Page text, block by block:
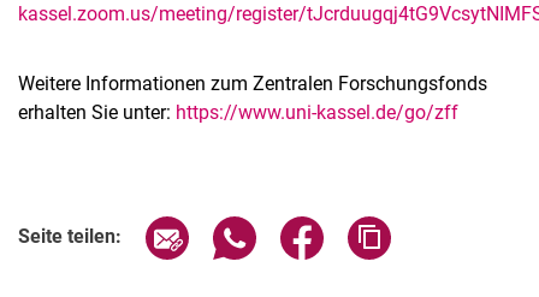
kassel.zoom.us/meeting/register/
Weitere Informationen zum Zentralen Forschungsfonds
erhalten Sie unter: https://www.uni-kassel.de/go/zff
Seite teilen: Seite über E-Mail teilen
Seite über WhatsApp teilen
Seite über Facebook